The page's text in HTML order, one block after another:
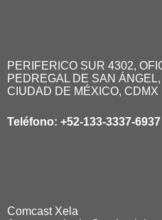
PERIFERICO SUR 4302,
PEDREGAL DE SAN
CIUDAD DE MÉXICO, CDMX
Teléfono: +52-133-3337-6937
Comcast Xela